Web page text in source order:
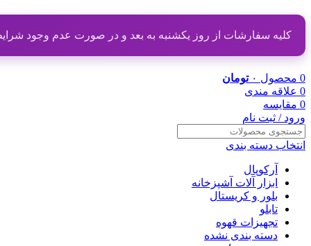
کلیه سفارشات از روز یکشنبه به بعد و در صورت عدم وجود شرایط مناسب از تاریخ ۲۰
0 محصول ۰ تومان
0 علاقه مندی
0 مقایسه
ورود / ثبت نام
انتخاب دسته بندی
آرکوپال
ابزار آلات آشپزخانه
بلور و کریستال
تابلو
تجهیزات قهوه
دسته بندی نشده